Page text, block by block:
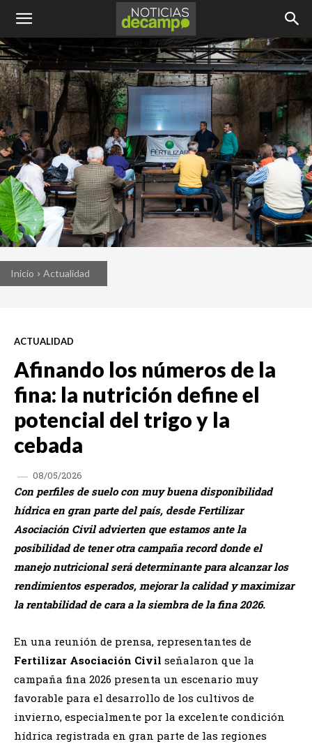
Inicio Actualidad
ACTUALIDAD
Afinando los números de la
fina: la nutrición define el
potencial del trigo y la
cebada
08/05/2026
Con perfiles de suelo con muy buena disponibilidad
hídrica en gran parte del país, desde Fertilizar
Asociación Civil advierten que estamos ante la
posibilidad de tener otra campaña record donde el
manejo nutricional será determinante para alcanzar los
rendimientos esperados, mejorar la calidad y maximizar
la rentabilidad de cara a la siembra de la fina 2026.
En una reunión de prensa, representantes de
Fertilizar Asociación Civil señalaron que la
campaña fina 2026 presenta un escenario muy
favorable para el desarrollo de los cultivos de
invierno, especialmente por la excelente condición
hídrica registrada en gran parte de las regiones